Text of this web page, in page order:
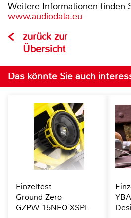
Weitere Informationen finden
www.audiodata.eu
zurück zur
Übersicht
Das könnte Sie auch
Einzeltest
Ground Zero
GZPW 15NEO-XSPL
YBA